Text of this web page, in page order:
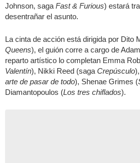
Johnson, saga Fast & Furious) estará
desentrañar el asunto.
La cinta de acción está dirigida por Dito
Queens), el guión corre a cargo de
reparto artístico lo completan Emma
Valentín), Nikki Reed (saga Crepúsculo
arte de pasar de todo), Shenae Grimes (
Diamantopoulos (Los tres chiflados).